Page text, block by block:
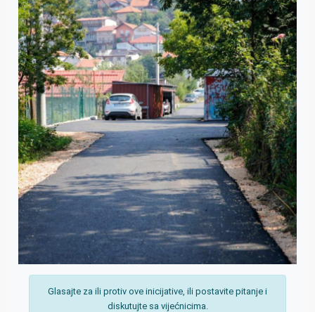
Glasajte za ili protiv ove inicijative, ili postavite pitanje i
diskutujte sa vijećnicima.